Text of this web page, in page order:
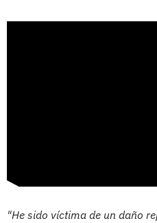
"He sido víctima de un daño